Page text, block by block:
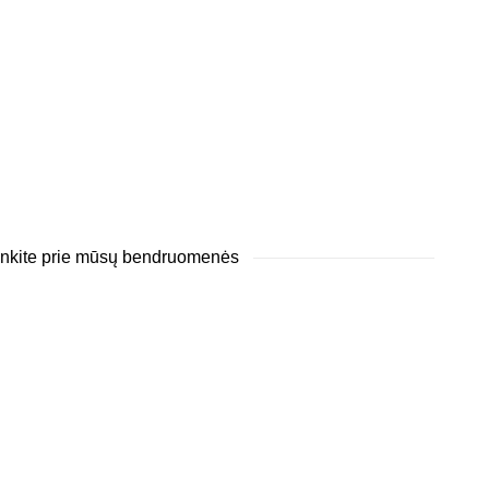
prie mūsų bendruomenės